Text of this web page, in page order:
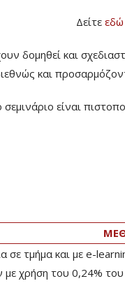
Δείτε εδώ
δομηθεί και
και
σεμινάριο είναι
σε τμήμα και με e-
με χρήση του 0,24%